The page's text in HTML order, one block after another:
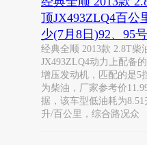
顶JX493ZLQ4百公
少(7月8日)92、95
经典全顺 2013款 2.8T柴
JX493ZLQ4动力上配备
增压发动机，匹配的是5
为柴油，厂家参考价
据，该车型低油耗为
升/百公里，综合路况众